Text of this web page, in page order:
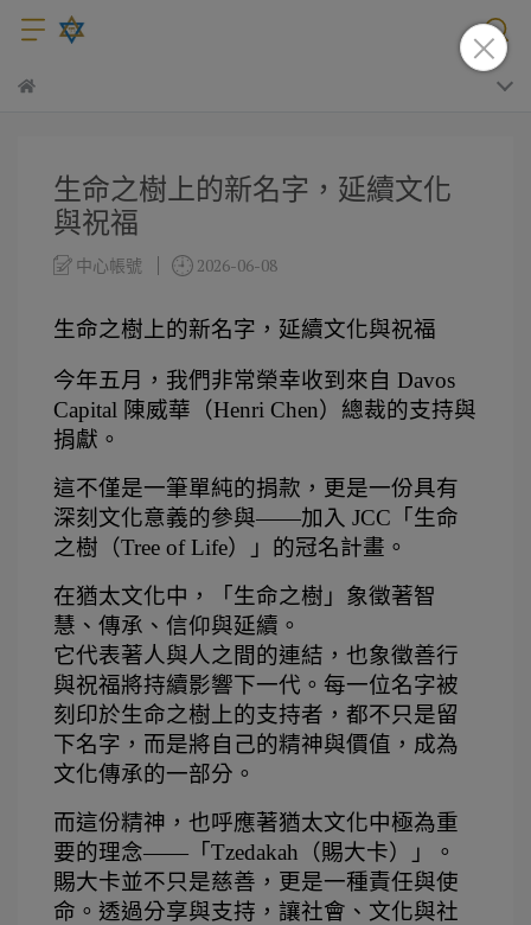
生命之樹上的新名字，延續文化
與祝福
中心帳號 2026-06-08
生命之樹上的新名字，延續文化與祝福
今年五月，我們非常榮幸收到來自 Davos
Capital 陳威華（Henri Chen）總裁的支持與
捐獻。
這不僅是一筆單純的捐款，更是一份具有
深刻文化意義的參與——加入 JCC「生命
之樹（Tree of Life）」的冠名計畫。
在猶太文化中，「生命之樹」象徵著智
慧、傳承、信仰與延續。
它代表著人與人之間的連結，也象徵善行
與祝福將持續影響下一代。每一位名字被
刻印於生命之樹上的支持者，都不只是留
下名字，而是將自己的精神與價值，成為
文化傳承的一部分。
而這份精神，也呼應著猶太文化中極為重
要的理念——「Tzedakah（賜大卡）」。
賜大卡並不只是慈善，更是一種責任與使
命。透過分享與支持，讓社會、文化與社